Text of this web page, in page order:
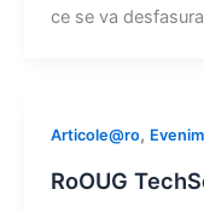
ce se va
Articole@ro,
RoOUG